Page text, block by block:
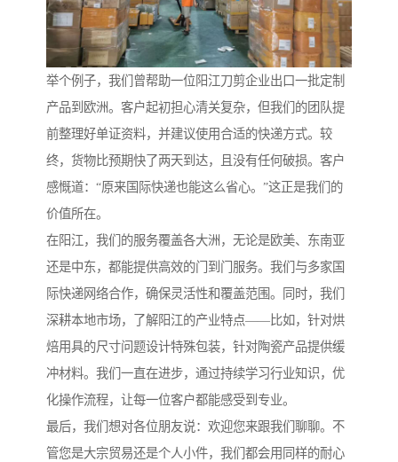
举个例子，我们曾帮助一位阳江刀剪企业出口一批定制
产品到欧洲。客户起初担心清关复杂，但我们的团队提
前整理好单证资料，并建议使用合适的快递方式。较
终，货物比预期快了两天到达，且没有任何破损。客户
感慨道：“原来国际快递也能这么省心。”这正是我们的
价值所在。
在阳江，我们的服务覆盖各大洲，无论是欧美、东南亚
还是中东，都能提供高效的门到门服务。我们与多家国
际快递网络合作，确保灵活性和覆盖范围。同时，我们
深耕本地市场，了解阳江的产业特点——比如，针对烘
焙用具的尺寸问题设计特殊包装，针对陶瓷产品提供缓
冲材料。我们一直在进步，通过持续学习行业知识，优
化操作流程，让每一位客户都能感受到专业。
最后，我们想对各位朋友说：欢迎您来跟我们聊聊。不
管您是大宗贸易还是个人小件，我们都会用同样的耐心